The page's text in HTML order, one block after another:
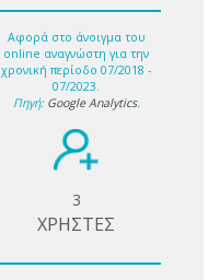
Αφορά στο άνοιγμα του
online αναγνώστη για την
χρονική περίοδο 07/2018 -
07/2023.
Πηγή: Google Analytics.
3
ΧΡΗΣΤΕΣ